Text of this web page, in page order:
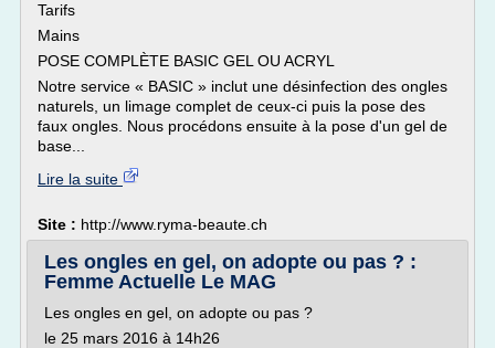
Tarifs
Mains
POSE COMPLÈTE BASIC GEL OU ACRYL
Notre service « BASIC » inclut une désinfection des ongles
naturels, un limage complet de ceux-ci puis la pose des
faux ongles. Nous procédons ensuite à la pose d'un gel de
base...
Lire la suite
Site : http://www.ryma-beaute.ch
Les ongles en gel, on adopte ou pas ? :
Femme Actuelle Le MAG
Les ongles en gel, on adopte ou pas ?
le 25 mars 2016 à 14h26